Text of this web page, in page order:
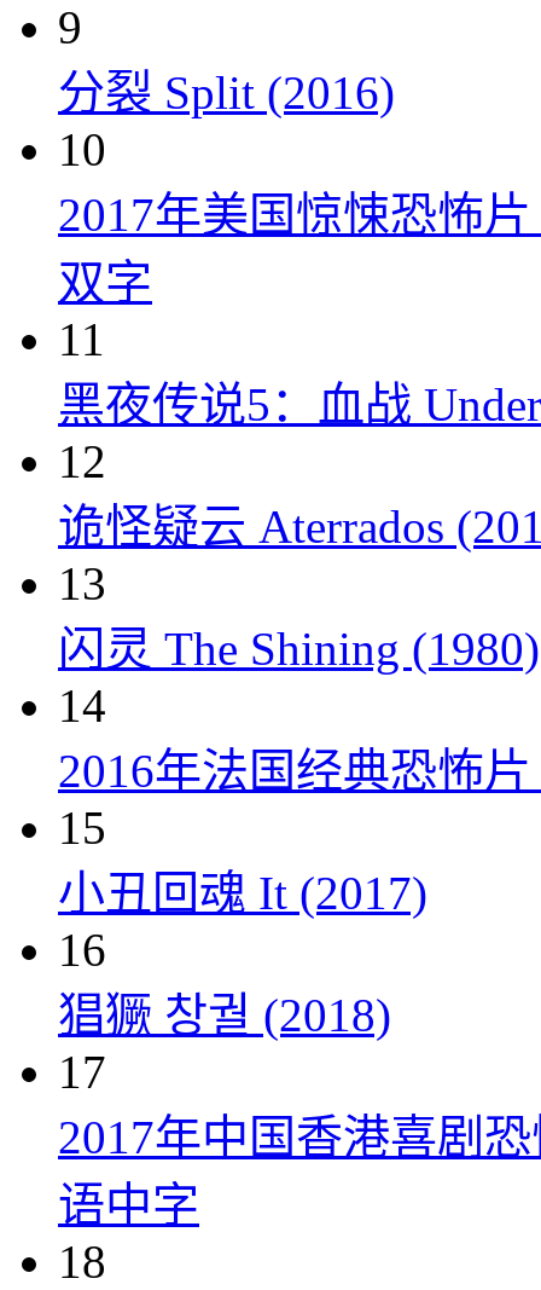
9
分裂 Split (2016)
10
2017年美国惊悚恐怖
双字
11
黑夜传说5：血战
12
诡怪疑云 Aterrados
13
闪灵 The Shining (1980)
14
2016年法国经典恐怖
15
小丑回魂 It (2017)
16
猖獗 창궐 (2018)
17
2017年中国香港喜剧
语中字
18